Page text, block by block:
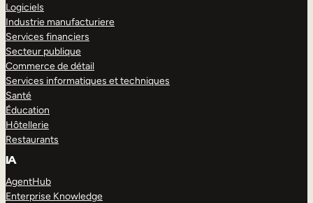
Logiciels
Industrie manufacturiere
Services financiers
Secteur publique
Commerce de détail
Services informatiques et techniques
Santé
Éducation
Hôtellerie
Restaurants
IA
AgentHub
Enterprise Knowledge